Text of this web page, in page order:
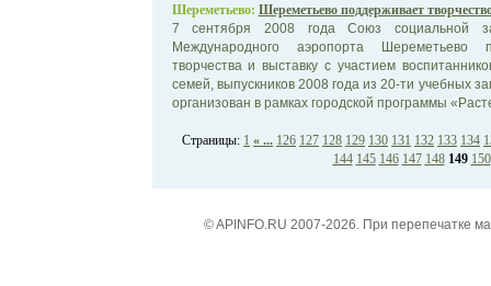
Шереметьево: Шереметьево поддерживает
7 сентября 2008 года Союз социальной
Международного аэропорта Шереметьево
творчества и выставку с участием
семей, выпускников 2008 года из 20-ти учебных
организован в рамках городской программы
Страницы: 1 « ... 126 127 128 129 130 131 132 133 134
144 145 146 147 148 149 150
© APINFO.RU 2007-2026. При перепечатке